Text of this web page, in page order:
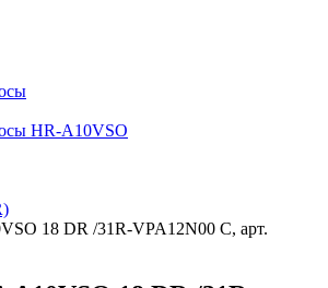
HR-A10VSO
18 DR /31R-VPA12N00 C, арт.